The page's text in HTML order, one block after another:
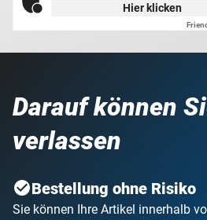
Hier klicken
Darauf können
verlassen
Bestellung ohne Risiko
Sie können Ihre Artikel innerhalb